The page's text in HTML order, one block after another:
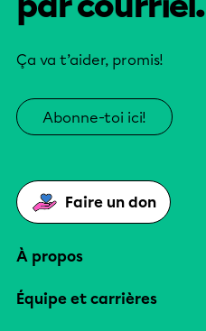
Ça va t’aider, promis!
Abonne-toi ici!
Faire un don
À propos
Équipe et carrières